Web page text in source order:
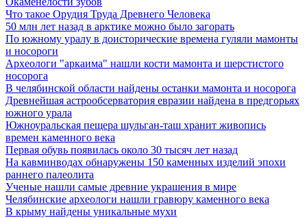
Что такое Орудия Труда Древнего Человека
50 млн лет назад в арктике можно было загорать
По южному уралу в доисторические времена гуляли мамонты
и носороги
Археологи "аркаима" нашли кости мамонта и шерстистого
носорога
В челябинской области найдены останки мамонта и носорога
Древнейшая астрообсерватория евразии найдена в предгорьях
южного урала
Южноуральская пещера шульган-таш хранит живопись
времен каменного века
Первая обувь появилась около 30 тысяч лет назад
На кавминводах обнаружены 150 каменных изделий эпохи
раннего палеолита
Ученые нашли самые древние украшения в мире
Челябинские археологи нашли гравюру каменного века
В крыму найдены уникальные мухи